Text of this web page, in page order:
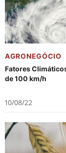
AGRONEGÓCIO
Fatores
de 100 km/h
10/08/22